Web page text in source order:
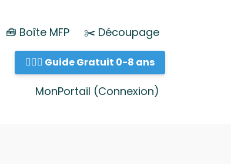
🧰 Boîte MFP
✂️ Découpage
💁🏻‍♀️ Guide Gratuit 0-8 ans
MonPortail (Connexion)